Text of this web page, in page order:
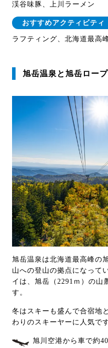
渓谷味豚、上川ラーメン
おすすめアクティビティ
ラフティング、北海道最高
旭岳温泉と旭岳ロー
旭岳温泉は北海道最高峰の
山への登山の拠点になって
イは、旭岳（2291ｍ）の山
す。
冬はスキーも盛んで合宿地
わりのスキーヤーに人気です
旭川空港から車で約